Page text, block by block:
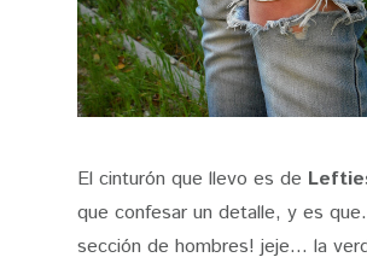
El cinturón que llevo es de
que confesar un detalle, y es
sección de hombres! jeje... la